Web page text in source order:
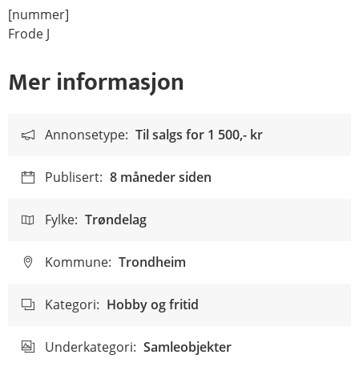
[nummer]
Frode J
Mer informasjon
Annonsetype: Til salgs for 1 500,- kr
Publisert: 8 måneder siden
Fylke: Trøndelag
Kommune: Trondheim
Kategori: Hobby og fritid
Underkategori: Samleobjekter